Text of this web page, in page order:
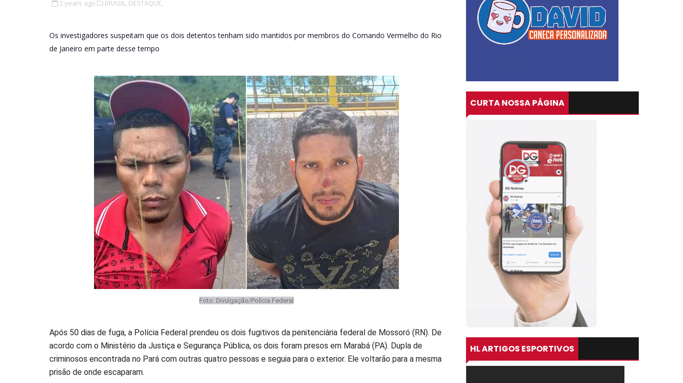
2 years ago BRASIL, DESTAQUE,
Os investigadores suspeitam que os dois detentos tenham sido mantidos por membros do Comando Vermelho do Rio
de Janeiro em parte desse tempo
Foto: Divulgação/Polícia Federal
Após 50 dias de fuga, a Polícia Federal prendeu os dois fugitivos da penitenciária federal de Mossoró (RN). De
acordo com o Ministério da Justiça e Segurança Pública, os dois foram presos em Marabá (PA). Dupla de
criminosos encontrada no Pará com outras quatro pessoas e seguia para o exterior. Ele voltarão para a mesma
prisão de onde escaparam.
CURTA NOSSA PÁGINA
HL ARTIGOS ESPORTIVOS